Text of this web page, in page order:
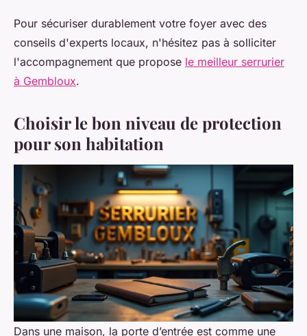
Pour sécuriser durablement votre foyer avec des
conseils d'experts locaux, n'hésitez pas à solliciter
l'accompagnement que propose le meilleur serrurier
à Gembloux.
Choisir le bon niveau de protection
pour son habitation
Dans une maison, la porte d’entrée est comme une